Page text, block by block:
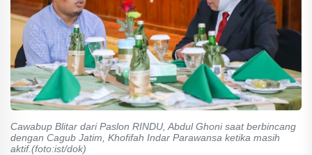
Cawabup Blitar dari Paslon RINDU, Abdul Ghoni saat berbincang
dengan Cagub Jatim, Khofifah Indar Parawansa ketika masih
aktif.(foto:ist/dok)